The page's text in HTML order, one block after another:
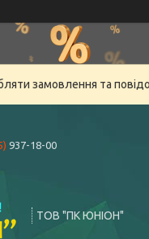
замовлення та
937-18-00
ТОВ "ПК ЮНІОН"